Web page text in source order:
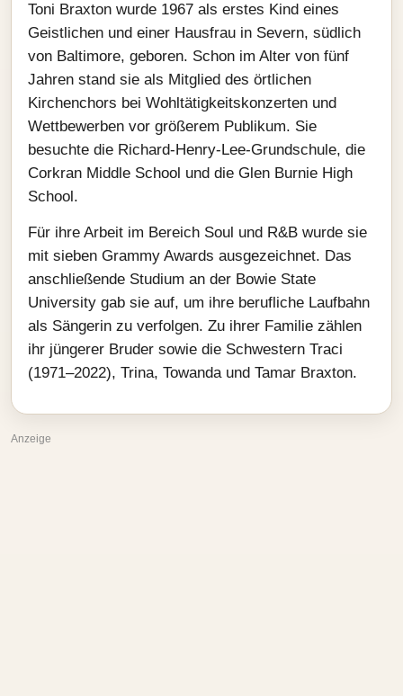
Toni Braxton wurde 1967 als erstes Kind eines
Geistlichen und einer Hausfrau in Severn, südlich
von Baltimore, geboren. Schon im Alter von fünf
Jahren stand sie als Mitglied des örtlichen
Kirchenchors bei Wohltätigkeitskonzerten und
Wettbewerben vor größerem Publikum. Sie
besuchte die Richard-Henry-Lee-Grundschule, die
Corkran Middle School und die Glen Burnie High
School.
Für ihre Arbeit im Bereich Soul und R&B wurde sie
mit sieben Grammy Awards ausgezeichnet. Das
anschließende Studium an der Bowie State
University gab sie auf, um ihre berufliche Laufbahn
als Sängerin zu verfolgen. Zu ihrer Familie zählen
ihr jüngerer Bruder sowie die Schwestern Traci
(1971–2022), Trina, Towanda und Tamar Braxton.
Anzeige